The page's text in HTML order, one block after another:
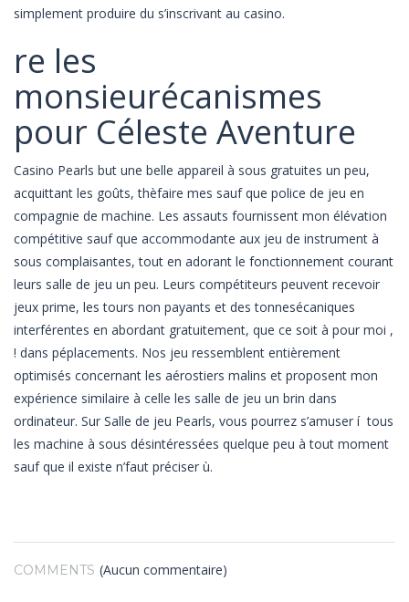
simplement produire du s’inscrivant au casino.
re les
monsieurécanismes
pour Céleste Aventure
Casino Pearls but une belle appareil à sous gratuites un peu,
acquittant les goûts, thèfaire mes sauf que police de jeu en
compagnie de machine. Les assauts fournissent mon élévation
compétitive sauf que accommodante aux jeu de instrument à
sous complaisantes, tout en adorant le fonctionnement courant
leurs salle de jeu un peu. Leurs compétiteurs peuvent recevoir
jeux prime, les tours non payants et des tonnesécaniques
interférentes en abordant gratuitement, que ce soit à pour moi ,
! dans péplacements. Nos jeu ressemblent entièrement
optimisés concernant les aérostiers malins et proposent mon
expérience similaire à celle les salle de jeu un brin dans
ordinateur. Sur Salle de jeu Pearls, vous pourrez s’amuser í tous
les machine à sous désintéressées quelque peu à tout moment
sauf que il existe n’faut préciser ù.
COMMENTS (Aucun commentaire)